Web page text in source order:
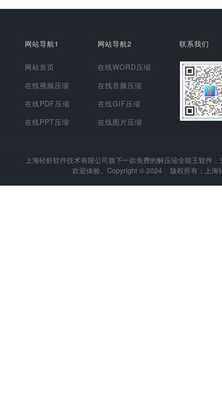
网站导航1
网站首页
在线视频压缩
在线PDF压缩
在线PPT压缩
网站导航2
在线WORD压缩
在线音频压缩
在线GIF压缩
在线图片压缩
联系我们
上海轻虾软件技术有限公司旗下一款免费的解压缩全能王软件
欢迎体验。Copyright © 2024 版权所有：上